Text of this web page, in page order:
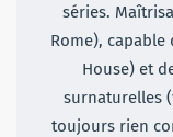
séries.
Rome),
House) et
surnaturelles
toujours rien